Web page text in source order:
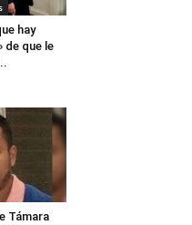
hay
de que le
Támara